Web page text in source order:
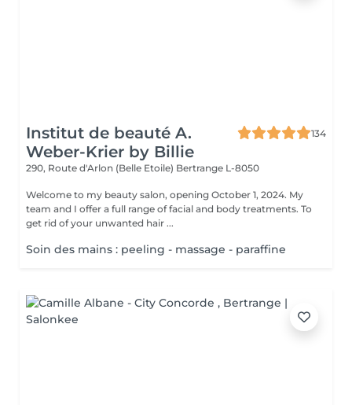
Institut de beauté A.
Weber-Krier by Billie
134
290, Route d'Arlon (Belle Etoile) Bertrange L-8050
Welcome to my beauty salon, opening October 1, 2024. My
team and I offer a full range of facial and body treatments. To
get rid of your unwanted hair ...
Soin des mains : peeling - massage - paraffine